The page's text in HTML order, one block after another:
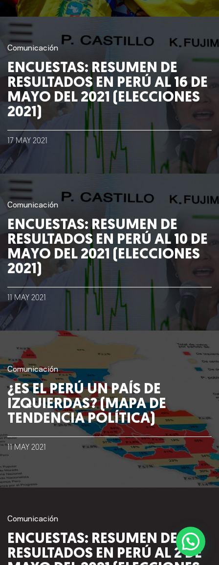
Comunicación
ENCUESTAS: RESUMEN DE
RESULTADOS EN PERÚ AL 16 DE
MAYO DEL 2021 (ELECCIONES
2021)
17 MAY 2021
Comunicación
ENCUESTAS: RESUMEN DE
RESULTADOS EN PERÚ AL 10 DE
MAYO DEL 2021 (ELECCIONES
2021)
11 MAY 2021
Comunicación
¿ES EL PERÚ UN PAÍS DE
IZQUIERDAS? (MAPA DE
TENDENCIA POLÍTICA)
11 MAY 2021
Comunicación
ENCUESTAS: RESUMEN DE
RESULTADOS EN PERÚ AL 2 DE